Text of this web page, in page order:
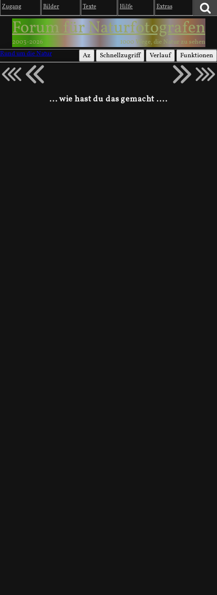
Zugang Bilder Texte Hilfe Extras
Forum für Naturfotografen
2003-2026
1000 Wege, die Natur zu sehen
Rund um die Natur
Az Schnellzugriff Verlauf Funktionen
... wie hast du das gemacht ....